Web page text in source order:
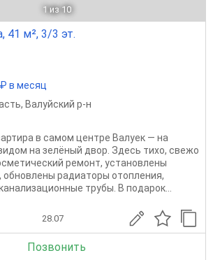
1 из 10
41 м², 3/3 эт.
в месяц
, Валуйский р-н
в самом центре Валуек — на
на зелёный двор. Здесь тихо, свежо
ремонт, установлены
обновлены радиаторы отопления,
трубы. В подарок...
28.07
Позвонить